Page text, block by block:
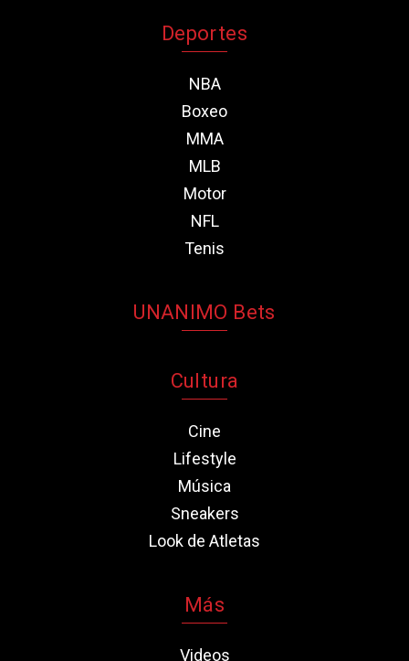
Deportes
NBA
Boxeo
MMA
MLB
Motor
NFL
Tenis
UNANIMO Bets
Cultura
Cine
Lifestyle
Música
Sneakers
Look de Atletas
Más
Videos